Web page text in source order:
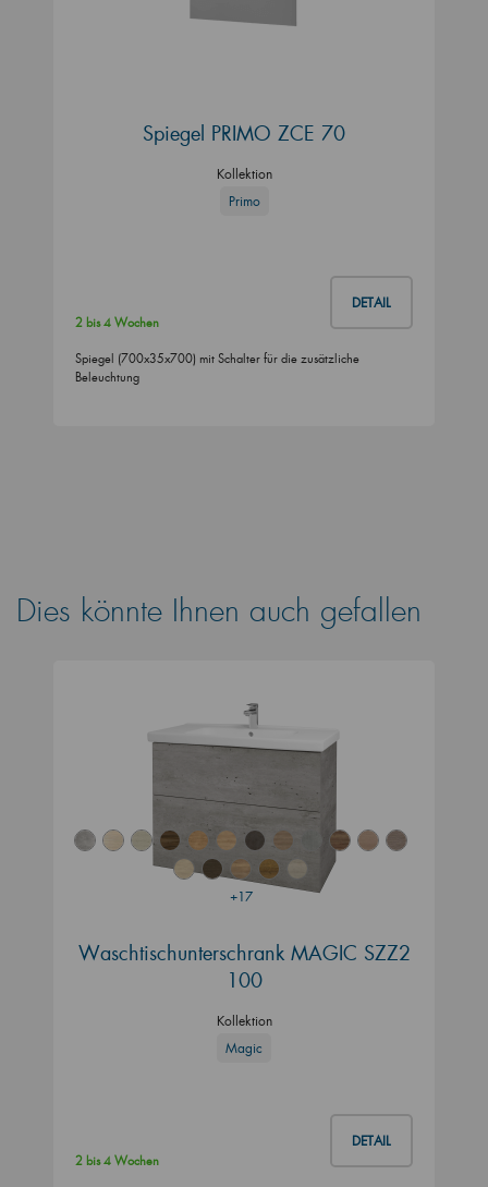
Spiegel PRIMO ZCE 70
Kollektion
Primo
DETAIL
2 bis 4 Wochen
Spiegel (700x35x700) mit Schalter für die zusätzliche
Beleuchtung
Dies könnte Ihnen auch gefallen
+17
Waschtischunterschrank MAGIC SZZ2
100
Kollektion
Magic
DETAIL
2 bis 4 Wochen